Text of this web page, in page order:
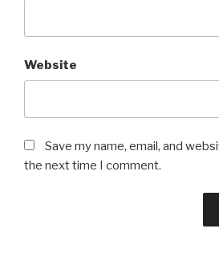
Website
Save my name, email, and
the next time I comment.